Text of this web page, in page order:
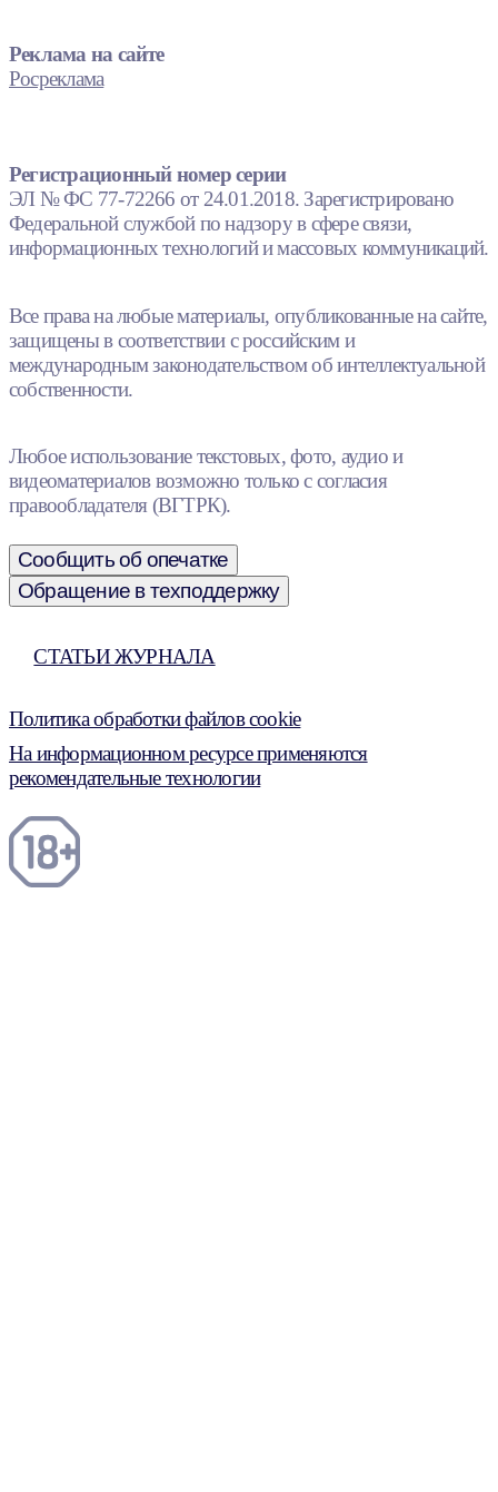
Реклама на сайте
Росреклама
Регистрационный номер серии
ЭЛ № ФС 77-72266 от 24.01.2018. Зарегистрировано
Федеральной службой по надзору в сфере связи,
информационных технологий и массовых коммуникаций.
Все права на любые материалы, опубликованные на сайте,
защищены в соответствии с российским и
международным законодательством об интеллектуальной
собственности.
Любое использование текстовых, фото, аудио и
видеоматериалов возможно только с согласия
правообладателя (ВГТРК).
Сообщить об опечатке
Обращение в техподдержку
СТАТЬИ ЖУРНАЛА
Политика обработки файлов cookie
На информационном ресурсе применяются
рекомендательные технологии